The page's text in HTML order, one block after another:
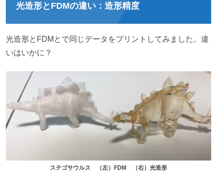
光造形とFDMの違い：造形精度
光造形とFDMとで同じデータをプリントしてみました。違
いはいかに？
ステゴサウルス （左）FDM （右）光造形